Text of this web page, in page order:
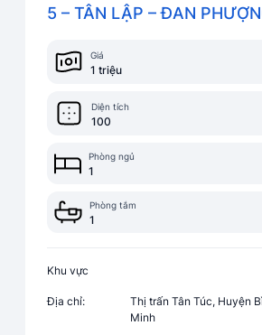
5 – TÂN LẬP – ĐAN
Giá
1 triệu
Diện tích
100
Phòng ngủ
1
Phòng tắm
1
Khu vực
Địa chỉ:
Thị trấn Tân Túc, Huyện
Minh